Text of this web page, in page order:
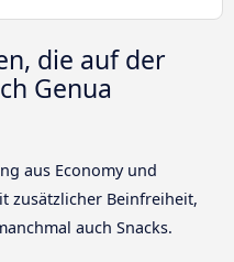
die auf der
Genua
aus Economy und
zusätzlicher Beinfreiheit,
auch Snacks.